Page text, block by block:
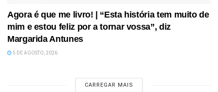
Agora é que me livro! | “Esta história tem muito de
mim e estou feliz por a tornar vossa”, diz
Margarida Antunes
5 DE AGOSTO, 2026
CARREGAR MAIS